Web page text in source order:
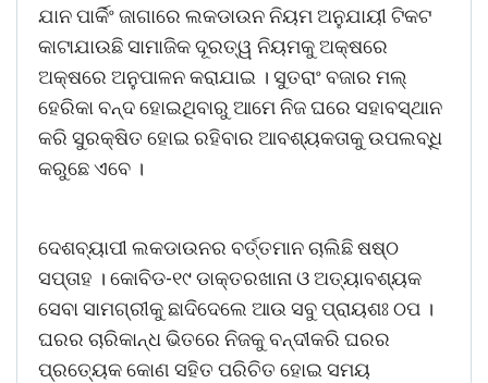
ଯାନ ପାର୍କିଂ ଜାଗାରେ ଲକଡାଉନ ନିୟମ ଅନୁଯାୟୀ ଟିକଟ
କାଟାଯାଉଛି ସାମାଜିକ ଦୂରତ୍ୱ ନିୟମକୁ ଅକ୍ଷରେ
ଅକ୍ଷରେ ଅନୁପାଳନ କରାଯାଇ । ସୁତରାଂ ବଜାର ମଲ୍
ହେରିକା ବନ୍ଦ ହୋଇଥିବାରୁ ଆମେ ନିଜ ଘରେ ସହାବସ୍ଥାନ
କରି ସୁରକ୍ଷିତ ହୋଇ ରହିବାର ଆବଶ୍ୟକତାକୁ ଉପଲବ୍ଧି
କରୁଛେ ଏବେ ।
ଦେଶବ୍ୟାପୀ ଲକଡାଉନର ବର୍ତ୍ତମାନ ଚାଲିଛି ଷଷ୍ଠ
ସପ୍ତାହ । କୋବିଡ-୧୯ ଡାକ୍ତରଖାନା ଓ ଅତ୍ୟାବଶ୍ୟକ
ସେବା ସାମଗ୍ରୀକୁ ଛାଦିଦେଲେ ଆଉ ସବୁ ପ୍ରାୟଶଃ ଠପ ।
ଘରର ଚାରିକାନ୍ଧ ଭିତରେ ନିଜକୁ ବନ୍ଦୀକରି ଘରର
ପ୍ରତ୍ୟେକ କୋଣ ସହିତ ପରିଚିତ ହୋଇ ସମୟ